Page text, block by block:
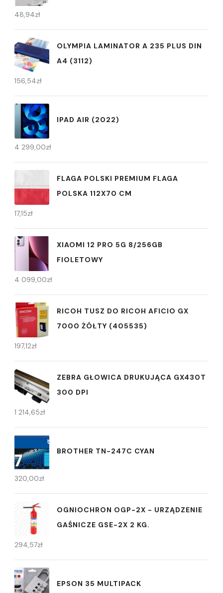
48,94zł
OLYMPIA LAMINATOR A 235 PLUS DIN
A4 (3112)
156,54zł
IPAD AIR (2022)
4 299,00zł
FLAGA POLSKI PREMIUM FLAGA
POLSKA 112X70 CM
17,15zł
XIAOMI 12 PRO 5G 8/256GB
FIOLETOWY
4 099,00zł
RICOH TUSZ DO RICOH AFICIO GX
7000 ŻÓŁTY (405535)
197,12zł
ZEBRA GŁOWICA DRUKUJĄCA GX430T
300 DPI
1 214,65zł
BROTHER TN-247C CYAN
320,00zł
OGNIOCHRON OGP-2X - URZĄDZENIE
GAŚNICZE GSE-2X 2 KG.
294,57zł
EPSON 35 MULTIPACK